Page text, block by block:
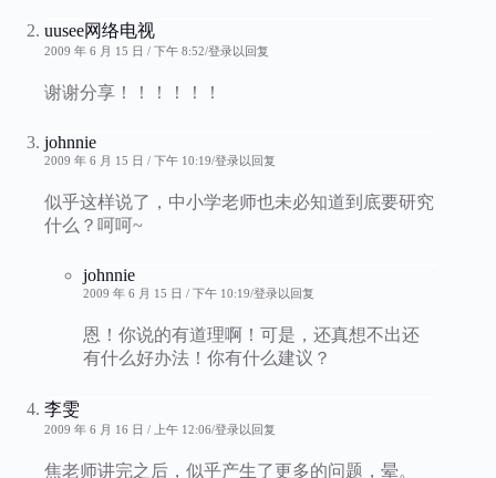
uusee网络电视
2009 年 6 月 15 日 / 下午 8:52 登录以回复
谢谢分享！！！！！！
johnnie
2009 年 6 月 15 日 / 下午 10:19 登录以回复
似乎这样说了，中小学老师也未必知道到底要研究
什么？呵呵~
johnnie
2009 年 6 月 15 日 / 下午 10:19 登录以回复
恩！你说的有道理啊！可是，还真想不出还
有什么好办法！你有什么建议？
李雯
2009 年 6 月 16 日 / 上午 12:06 登录以回复
焦老师讲完之后，似乎产生了更多的问题，晕。